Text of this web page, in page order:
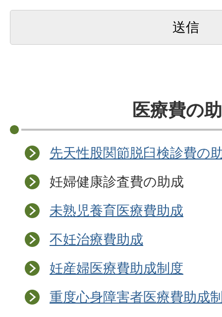
医療費の
先天性股関節脱臼検診費の
妊婦健康診査費の助成
未熟児養育医療費助成
不妊治療費助成
妊産婦医療費助成制度
重度心身障害者医療費助成